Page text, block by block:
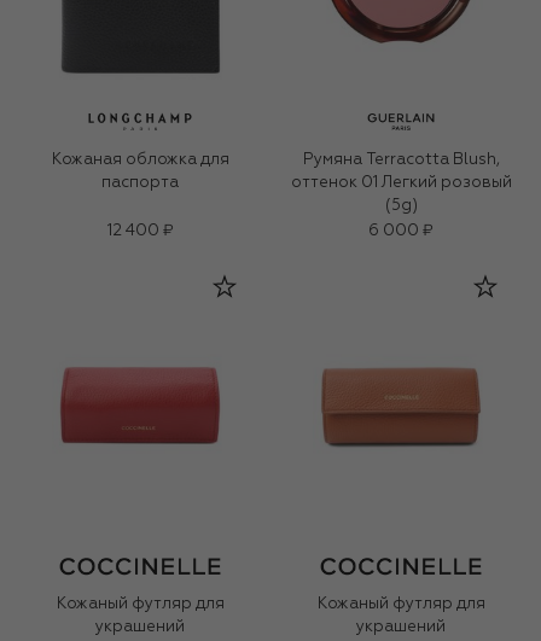
Кожаная обложка для
паспорта
12 400 ₽
Румяна Terracotta Blush,
оттенок 01 Легкий розовый
(5g)
6 000 ₽
Кожаный футляр для
украшений
Кожаный футляр для
украшений